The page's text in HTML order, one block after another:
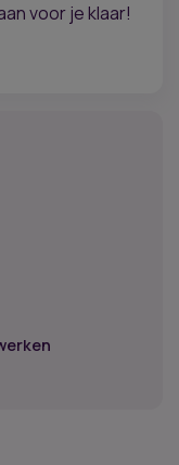
voor je klaar!